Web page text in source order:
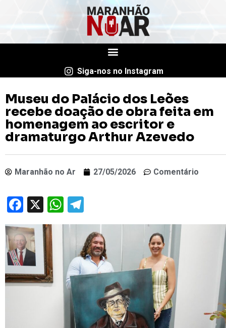
Siga-nos no Instagram
Museu do Palácio dos Leões
recebe doação de obra feita em
homenagem ao escritor e
dramaturgo Arthur Azevedo
Maranhão no Ar 27/05/2026 Comentário
Facebook
X WhatsApp